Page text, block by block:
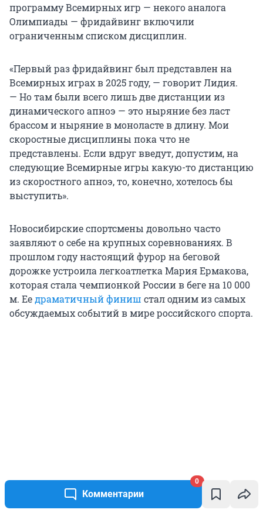
Комментарии
0
программу Всемирных игр — некого аналога
Олимпиады — фридайвинг включили
ограниченным списком дисциплин.
«Первый раз фридайвинг был представлен на
Всемирных играх в 2025 году, — говорит Лидия.
— Но там были всего лишь две дистанции из
динамического апноэ — это ныряние без ласт
брассом и ныряние в моноласте в длину. Мои
скоростные дисциплины пока что не
представлены. Если вдруг введут, допустим, на
следующие Всемирные игры какую-то дистанцию
из скоростного апноэ, то, конечно, хотелось бы
выступить».
Новосибирские спортсмены довольно часто
заявляют о себе на крупных соревнованиях. В
прошлом году настоящий фурор на беговой
дорожке устроила легкоатлетка Мария Ермакова,
которая стала чемпионкой России в беге на 10 000
м. Еедраматичный финиш стал одним из самых
обсуждаемых событий в мире российского спорта.